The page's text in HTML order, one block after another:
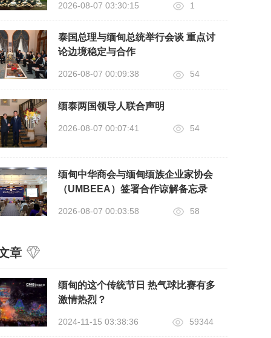
2026-08-07 03:30:15 1
泰国总理与缅甸总统举行会谈 重点讨
论边境稳定与合作
2026-08-07 00:09:38 54
缅泰两国领导人联合声明
2026-08-07 00:07:41 54
缅甸中华商会与缅甸缅族企业家协会
（UMBEEA）签署合作谅解备忘录
2026-08-07 00:03:58 58
章
缅甸的这个传统节日 热气球比赛有多
激情热烈？
2024-11-15 03:38:36 59344